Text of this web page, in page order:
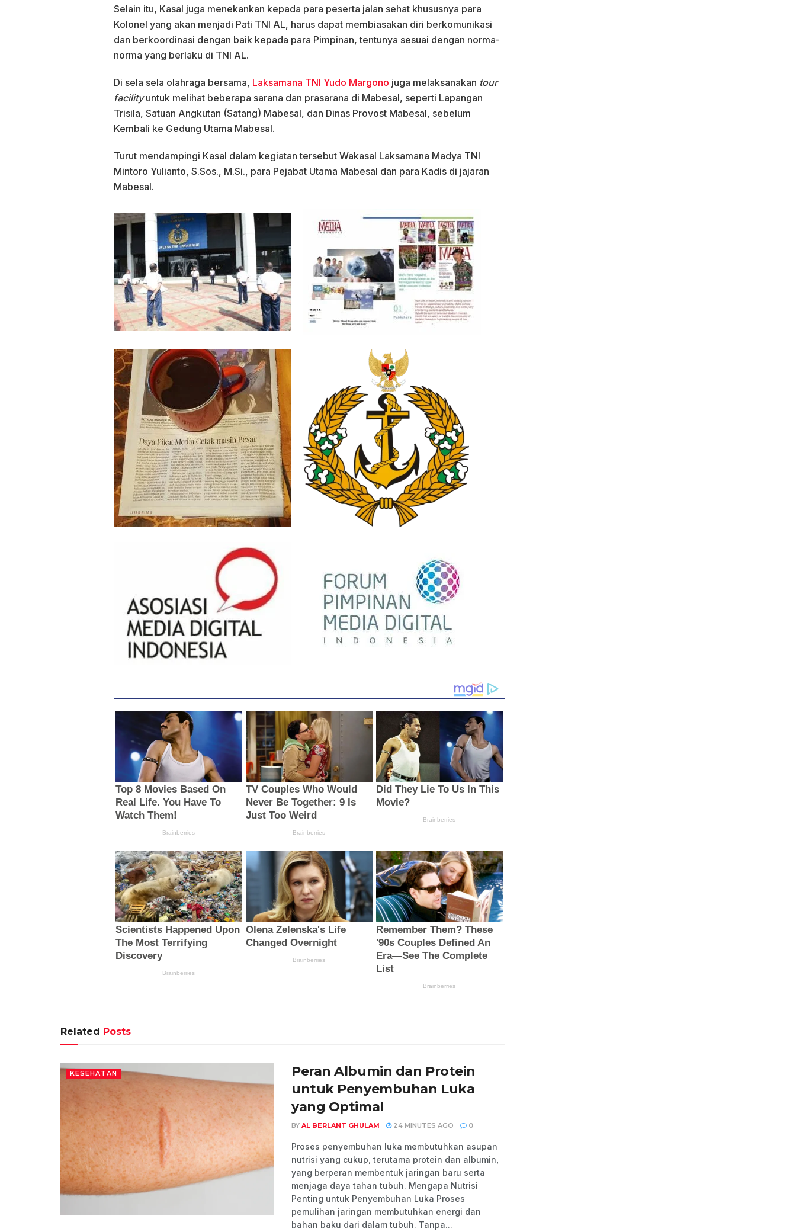
Selain itu, Kasal juga menekankan kepada para peserta jalan sehat khususnya para
Kolonel yang akan menjadi Pati TNI AL, harus dapat membiasakan diri berkomunikasi
dan berkoordinasi dengan baik kepada para Pimpinan, tentunya sesuai dengan norma-
norma yang berlaku di TNI AL.
Di sela sela olahraga bersama, Laksamana TNI Yudo Margono juga melaksanakan tour
facilityuntuk melihat beberapa sarana dan prasarana di Mabesal, seperti Lapangan
Trisila, Satuan Angkutan (Satang) Mabesal, dan Dinas Provost Mabesal, sebelum
Kembali ke Gedung Utama Mabesal.
Turut mendampingi Kasal dalam kegiatan tersebut Wakasal Laksamana Madya TNI
Mintoro Yulianto, S.Sos., M.Si., para Pejabat Utama Mabesal dan para Kadis di jajaran
Mabesal.
Related Posts
KESEHATAN
Peran Albumin dan Protein
untuk Penyembuhan Luka
yang Optimal
BY AL BERLANT GHULAM 24 MINUTES AGO 0
Proses penyembuhan luka membutuhkan asupan
nutrisi yang cukup, terutama protein dan albumin,
yang berperan membentuk jaringan baru serta
menjaga daya tahan tubuh. Mengapa Nutrisi
Penting untuk Penyembuhan Luka Proses
pemulihan jaringan membutuhkan energi dan
bahan baku dari dalam tubuh. Tanpa...